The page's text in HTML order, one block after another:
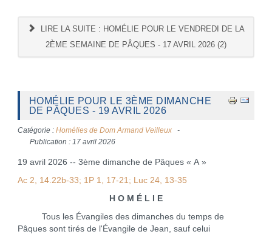
LIRE LA SUITE : HOMÉLIE POUR LE VENDREDI DE LA
2ÈME SEMAINE DE PÂQUES - 17 AVRIL 2026 (2)
HOMÉLIE POUR LE 3ÈME DIMANCHE
DE PÂQUES - 19 AVRIL 2026
Catégorie : Homélies de Dom Armand Veilleux
Publication : 17 avril 2026
19 avril 2026 -- 3ème dimanche de Pâques « A »
Ac 2, 14.22b-33; 1P 1, 17-21; Luc 24, 13-35
H O M É L I E
Tous les Évangiles des dimanches du temps de
Pâques sont tirés de l'Évangile de Jean, sauf celui